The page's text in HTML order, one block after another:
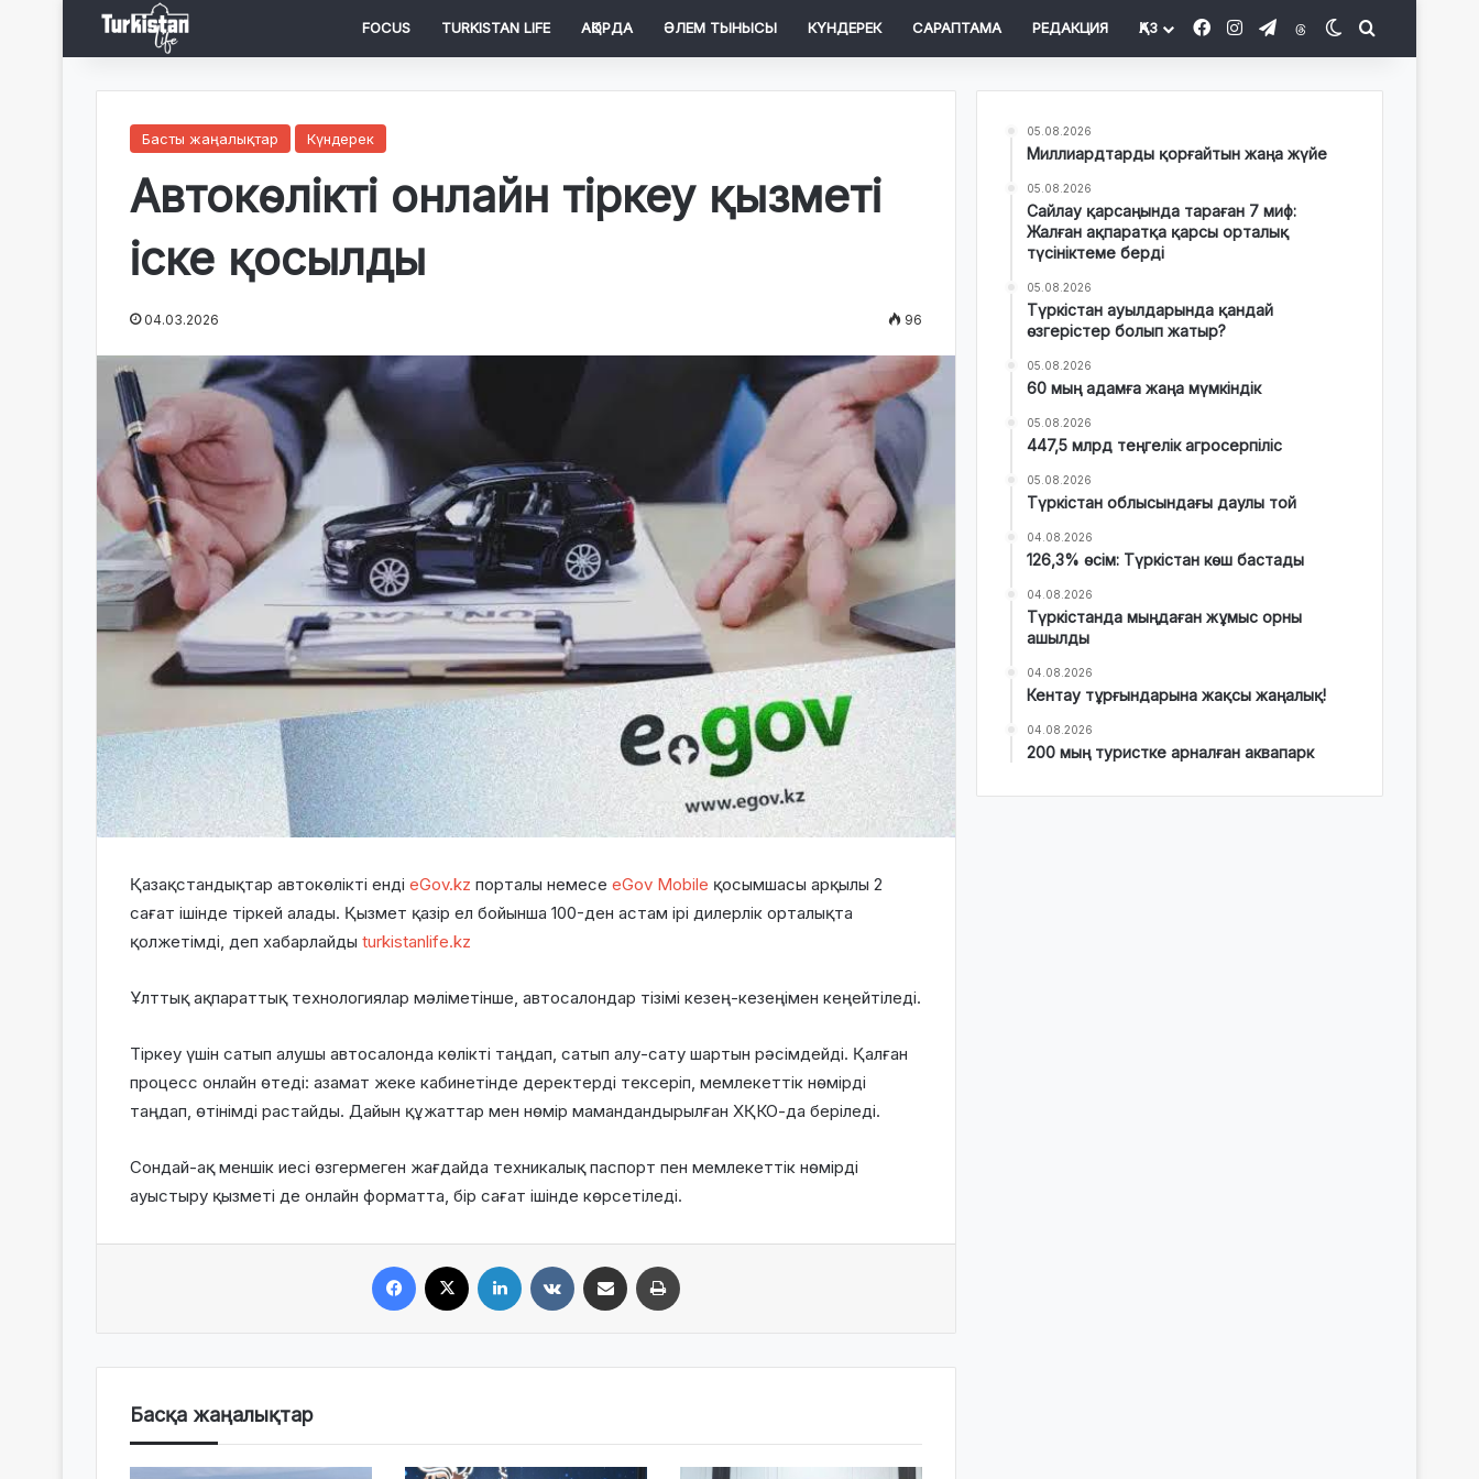
FOCUS TURKISTAN LIFE АҚОРДА ӘЛЕМ ТЫНЫСЫ КҮНДЕРЕК САРАПТАМА РЕДАКЦИЯ ҚАЗ FacebookInstagram
TelegramThreadsSwitch skin
Басты жаңалықтар Күндерек
Автокөлікті онлайн тіркеу қызметі
іске қосылды
04.03.2026 96
Қазақстандықтар автокөлікті енді eGov.kz порталы немесе eGov Mobile қосымшасы арқылы 2
сағат ішінде тіркей алады. Қызмет қазір ел бойынша 100-ден астам ірі дилерлік орталықта
қолжетімді, деп хабарлайды turkistanlife.kz
Ұлттық ақпараттық технологиялар мәліметінше, автосалондар тізімі кезең-кезеңімен кеңейтіледі.
Тіркеу үшін сатып алушы автосалонда көлікті таңдап, сатып алу-сату шартын рәсімдейді. Қалған
процесс онлайн өтеді: азамат жеке кабинетінде деректерді тексеріп, мемлекеттік нөмірді
таңдап, өтінімді растайды. Дайын құжаттар мен нөмір мамандандырылған ХҚКО-да беріледі.
Сондай-ақ меншік иесі өзгермеген жағдайда техникалық паспорт пен мемлекеттік нөмірді
ауыстыру қызметі де онлайн форматта, бір сағат ішінде көрсетіледі.
Басқа жаңалықтар
05.08.2026
Миллиардтарды қорғайтын жаңа жүйе
05.08.2026
Сайлау қарсаңында тараған 7 миф:
Жалған ақпаратқа қарсы орталық
түсініктеме берді
05.08.2026
Түркістан ауылдарында қандай
өзгерістер болып жатыр?
05.08.2026
60 мың адамға жаңа мүмкіндік
05.08.2026
447,5 млрд теңгелік агросерпіліс
05.08.2026
Түркістан облысындағы даулы той
04.08.2026
126,3% өсім: Түркістан көш бастады
04.08.2026
Түркістанда мыңдаған жұмыс орны
ашылды
04.08.2026
Кентау тұрғындарына жақсы жаңалық!
04.08.2026
200 мың туристке арналған аквапарк